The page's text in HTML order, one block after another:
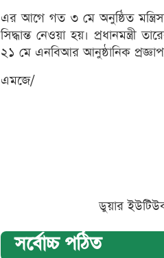
এর আগে গত ৩ মে অনুষ্ঠিত
সিদ্ধান্ত নেওয়া হয়। প্রধানমন্ত্রী
২১ মে এনবিআর আনুষ্ঠানিক
এমজে/
ডুয়ার
সর্বোচ্চ পঠিত